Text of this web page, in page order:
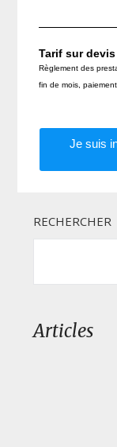
Tarif sur
Règlement des
fin de mois,
Je suis
RECHERCHER
Articles